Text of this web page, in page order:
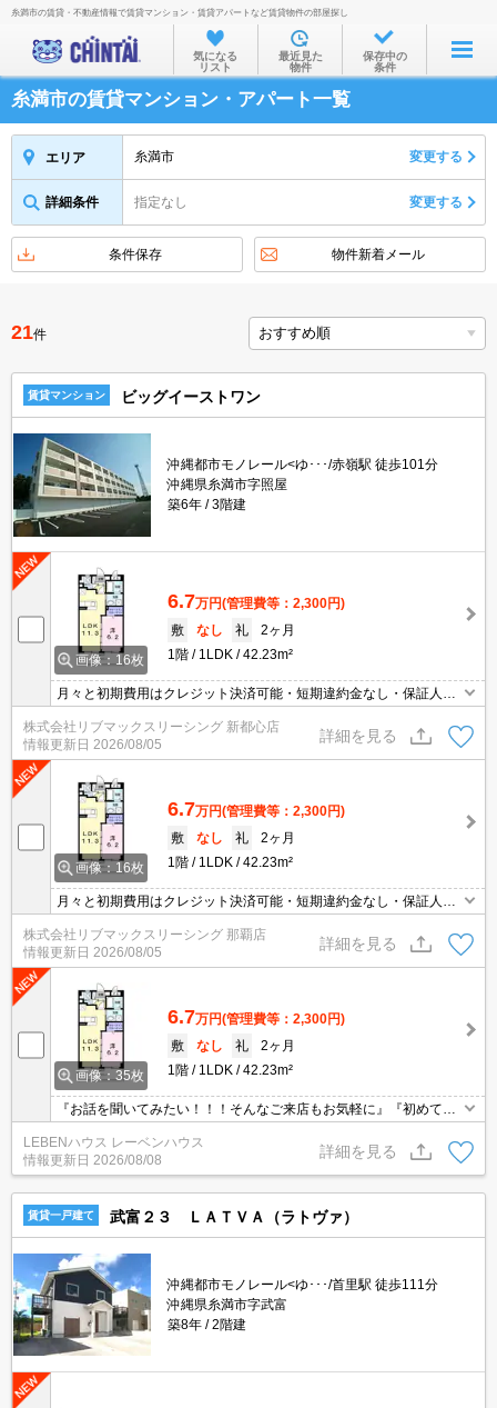
お部屋を探す
沿線・駅から
住所から
物件特集から
不動産会社から
TOP
糸満市の賃貸・不動産情報で賃貸マンション・賃貸アパートなど賃貸物件の部屋探し
気になる
リスト
最近見た
物件
保存中の
条件
糸満市の賃貸マンション・アパート一覧
エリア 糸満市 変更する
詳細条件 指定なし 変更する
条件保存 物件新着メール
21件
賃貸マンション ビッグイーストワン
沖縄都市モノレール<ゆ･･･/赤嶺駅 徒歩101分
沖縄県糸満市字照屋
築6年
3階建
画像：16枚
6.7万円(管理費等：2,300円)
敷
なし 礼
2ヶ月
1階
1LDK 42.23m²
月々と初期費用はクレジット決済可能・短期違約金なし・保証人不
要・インターネット無料・オートロック付き・人気の大手ハウスメ
ーカー物件です(^^)/
株式会社リブマックスリーシング 新都心店
情報更新日 2026/08/05
詳細を見る
画像：16枚
6.7万円(管理費等：2,300円)
敷
なし 礼
2ヶ月
1階
1LDK 42.23m²
月々と初期費用はクレジット決済可能・短期違約金なし・保証人不
要・インターネット無料・オートロック付き・人気の大手ハウスメ
ーカー物件です(^^)/
株式会社リブマックスリーシング 那覇店
情報更新日 2026/08/05
詳細を見る
画像：35枚
6.7万円(管理費等：2,300円)
敷
なし 礼
2ヶ月
1階
1LDK 42.23m²
『お話を聞いてみたい！！！そんなご来店もお気軽に』『初めての
お引越しの方でもご安心してお任せ下さい』
LEBENハウス レーベンハウス
情報更新日 2026/08/08
詳細を見る
賃貸一戸建て 武富２３ ＬＡＴＶＡ（ラトヴァ）
沖縄都市モノレール<ゆ･･･/首里駅 徒歩111分
沖縄県糸満市字武富
築8年
2階建